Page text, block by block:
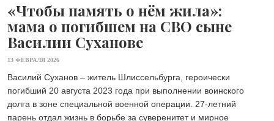
«Чтобы память о нём жила»:
мама о погибшем на СВО сыне
Василии Суханове
13 ФЕВРАЛЯ 2026
Василий Суханов – житель Шлиссельбурга, героически
погибший 20 августа 2023 года при выполнении воинского
долга в зоне специальной военной операции. 27-летний
парень отдал жизнь в борьбе за суверенитет и мирное